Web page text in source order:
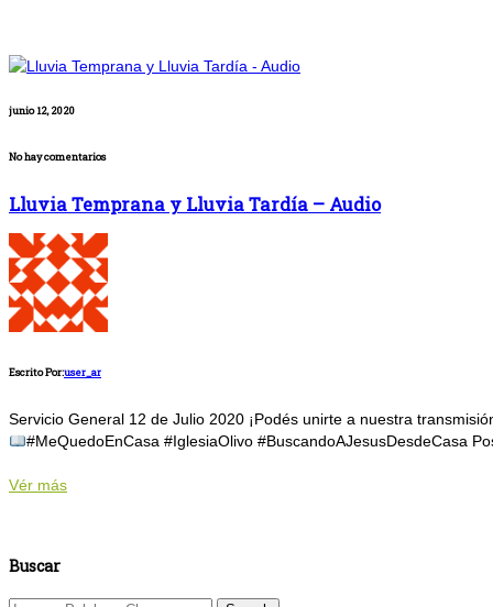
junio 12, 2020
No hay comentarios
Lluvia Temprana y Lluvia Tardía – Audio
Escrito Por:user_ar
Servicio General 12 de Julio 2020 ¡Podés unirte a nuestra
#MeQuedoEnCasa #IglesiaOlivo #BuscandoAJesusDesdeCasa
Vér más
Buscar